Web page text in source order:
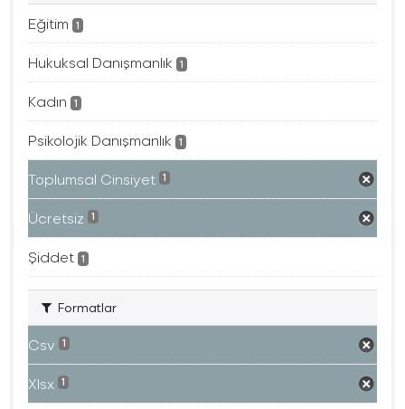
Eğitim 1
Hukuksal Danışmanlık 1
Kadın 1
Psikolojik Danışmanlık 1
Toplumsal Cinsiyet 1
Ücretsiz 1
Şiddet 1
Formatlar
Csv 1
Xlsx 1